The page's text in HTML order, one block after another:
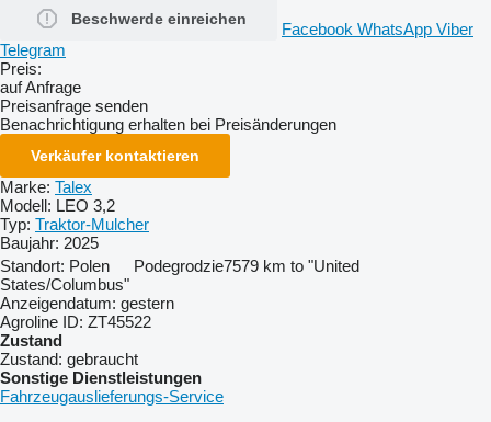
Beschwerde einreichen
Facebook WhatsApp Viber
Telegram
Preis:
auf Anfrage
Preisanfrage senden
Benachrichtigung erhalten bei Preisänderungen
Verkäufer kontaktieren
Marke: Talex
Modell: LEO 3,2
Typ: Traktor-Mulcher
Baujahr: 2025
Standort: Polen Podegrodzie7579 km to "United
States/Columbus"
Anzeigendatum: gestern
Agroline ID: ZT45522
Zustand
Zustand: gebraucht
Sonstige Dienstleistungen
Fahrzeugauslieferungs-Service